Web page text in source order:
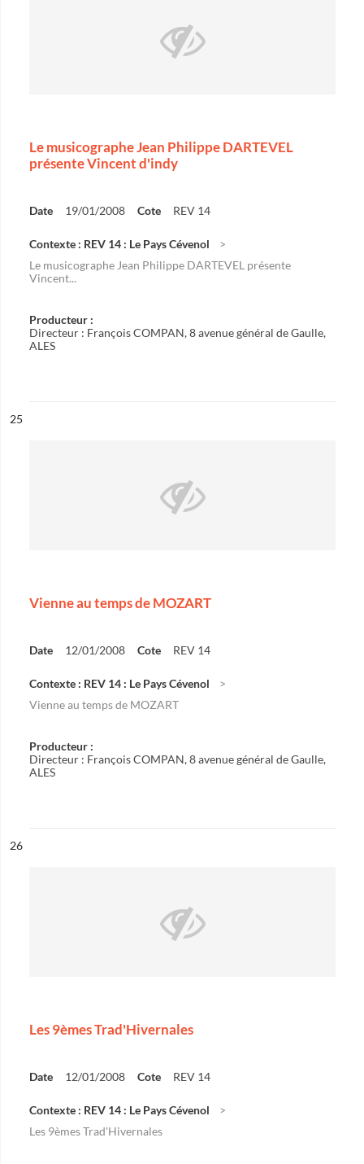
Le musicographe Jean Philippe DARTEVEL
présente Vincent d'indy
Date 19/01/2008 Cote REV 14
Contexte : REV 14 : Le Pays Cévenol
Le musicographe Jean Philippe DARTEVEL présente
Vincent...
Producteur :
Directeur : François COMPAN, 8 avenue général de Gaulle,
ALES
n°
25
Vienne au temps de MOZART
Date 12/01/2008 Cote REV 14
Contexte : REV 14 : Le Pays Cévenol
Vienne au temps de MOZART
Producteur :
Directeur : François COMPAN, 8 avenue général de Gaulle,
ALES
n°
26
Les 9èmes Trad'Hivernales
Date 12/01/2008 Cote REV 14
Contexte : REV 14 : Le Pays Cévenol
Les 9èmes Trad'Hivernales